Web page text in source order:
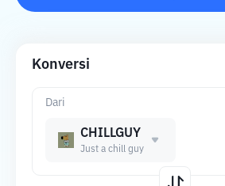
Konversi
Dari
CHILLGUY
Just a chill guy